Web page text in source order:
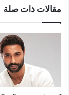
مقالات ذات صلة